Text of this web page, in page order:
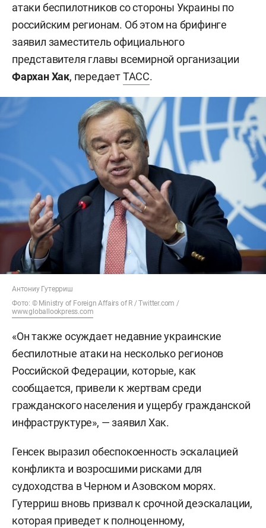
атаки беспилотников со стороны Украины по
российским регионам. Об этом на брифинге
заявил заместитель официального
представителя главы всемирной организации
Фархан Хак, передаетТАСС.
Антониу Гутерриш
Фото: © Ministry of Foreign Affairs of R / Twitter.com /
www.globallookpress.com
«Он также осуждает недавние украинские
беспилотные атаки на несколько регионов
Российской Федерации, которые, как
сообщается, привели к жертвам среди
гражданского населения и ущербу гражданской
инфраструктуре», — заявил Хак.
Генсек выразил обеспокоенность эскалацией
конфликта и возросшими рисками для
судоходства в Черном и Азовском морях.
Гутерриш вновь призвал к срочной деэскалации,
которая приведет к полноценному,